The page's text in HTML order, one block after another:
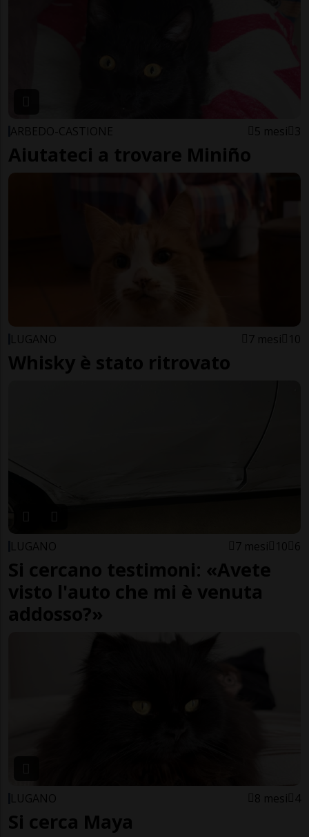
ARBEDO-CASTIONE 5 mesi 3
Aiutateci a trovare Miniño
LUGANO 7 mesi 10
Whisky è stato ritrovato
LUGANO 7 mesi 10 6
Si cercano testimoni: «Avete
visto l'auto che mi è venuta
addosso?»
LUGANO 8 mesi 4
Si cerca Maya